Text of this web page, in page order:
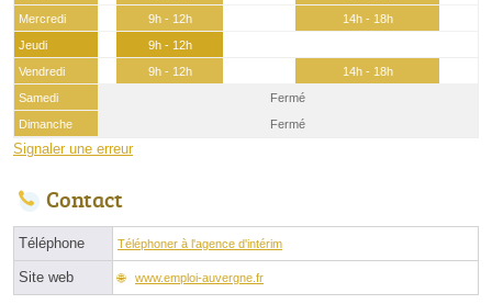
Mercredi
9h - 12h
14h - 18h
Jeudi
9h - 12h
Vendredi
9h - 12h
14h - 18h
Samedi
Fermé
Dimanche
Fermé
Signaler une erreur
Contact
Téléphone Téléphoner à l'agence d'intérim
Site web www.emploi-auvergne.fr